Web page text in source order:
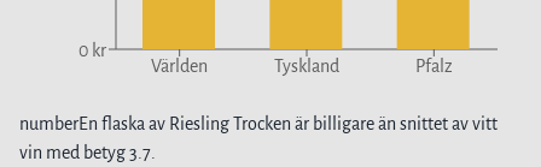
0 kr
Världen Tyskland Pfalz
numberEn flaska av Riesling Trocken är billigareän snittet avvitt
vin med betyg3.7